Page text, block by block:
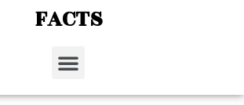
FACTS